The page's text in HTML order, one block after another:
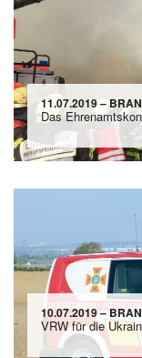
11.07.2019 –
Das
10.07.2019 –
VRW für die